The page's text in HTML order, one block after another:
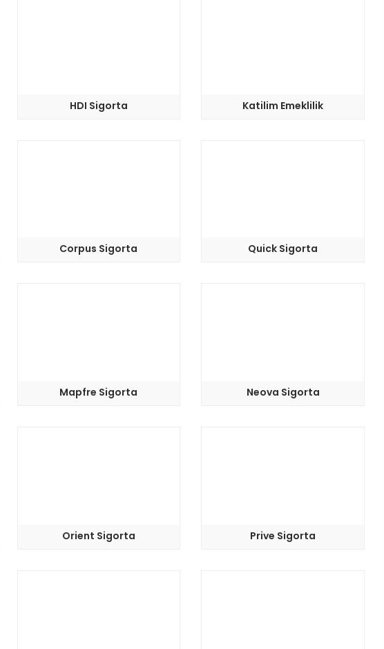
HDI Sigorta Katilim Emeklilik
Corpus Sigorta Quick Sigorta
Mapfre Sigorta Neova Sigorta
Orient Sigorta Prive Sigorta